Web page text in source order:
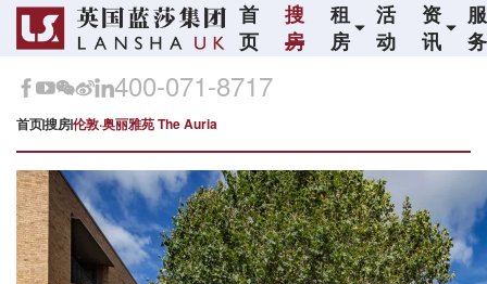
首
页
搜
房
租
房
活
动
资
讯
服
务
400-071-8717
首页搜房伦敦·奥丽雅苑 The Auria